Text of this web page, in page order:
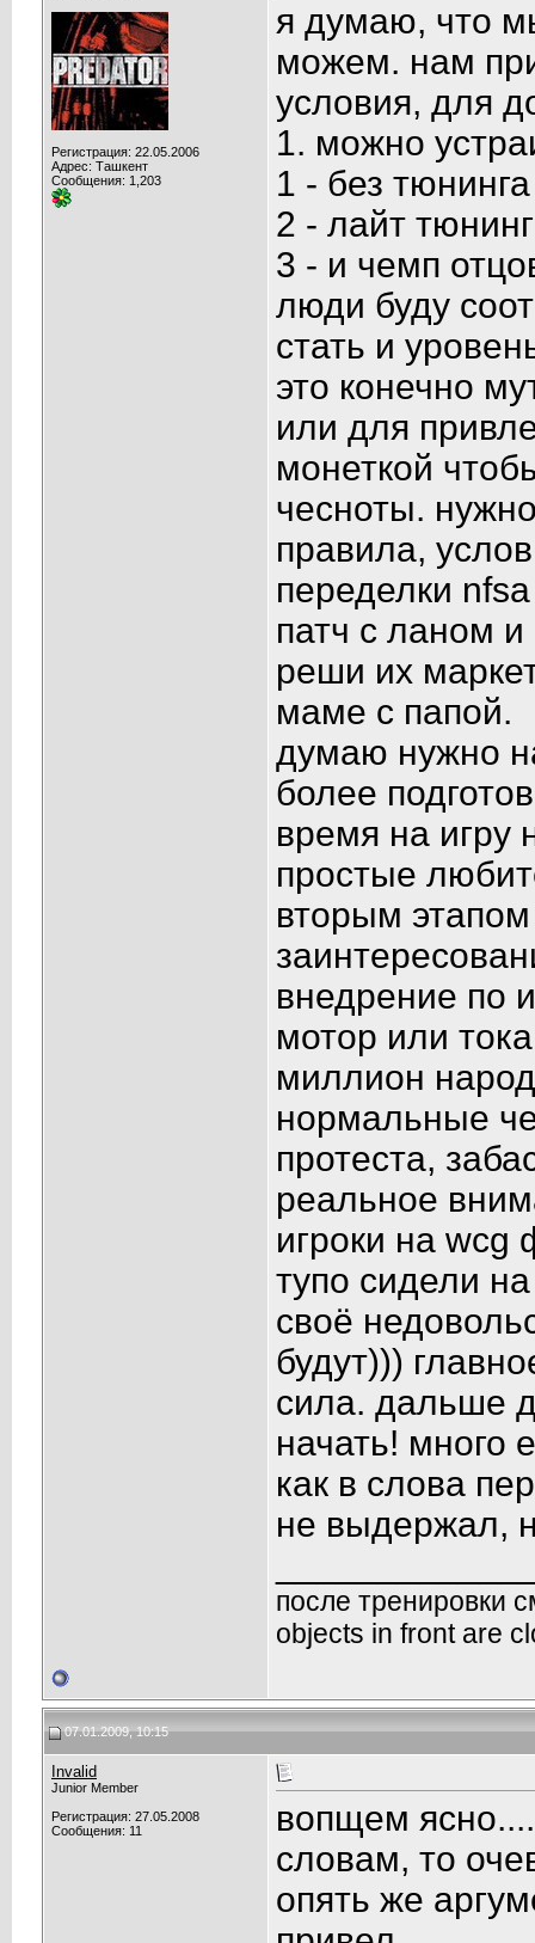
Регистрация: 22.05.2006
Адрес: Ташкент
Сообщения: 1,203
я думаю, что
можем. нам
условия, для
1. можно
1 - без тюнинга
2 - лайт тюнинг
3 - и чемп
люди буду
стать и
это конечно
или для
монеткой
чесноты.
правила,
переделки
патч с ланом
реши их
маме с папой.
думаю нужно
более
время на
простые
вторым
внедрение по
мотор или
миллион
нормальные
протеста,
реальное
игроки на wcg
тупо сидели
своё
будут)))
сила. дальше
начать! много
как в слова
не выдержал,
после тренировки
objects in front are
07.01.2009, 10:15
Invalid
Junior Member
Регистрация: 27.05.2008
Сообщения: 11
вопщем
словам, то
опять же